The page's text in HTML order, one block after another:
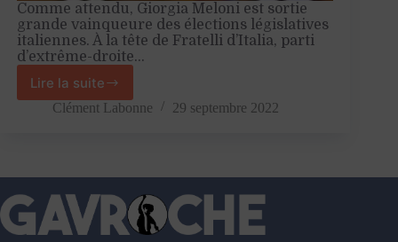
Comme attendu, Giorgia Meloni est sortie
grande vainqueure des élections législatives
italiennes. À la tête de Fratelli d’Italia, parti
d’extrême-droite…
Lire la suite
Hollande,
Jadot,
des
politiques
français
à
Clément Labonne 29 septembre 2022